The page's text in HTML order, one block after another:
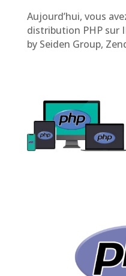
Aujourd’hui, vous
distribution PHP sur
by Seiden Group,